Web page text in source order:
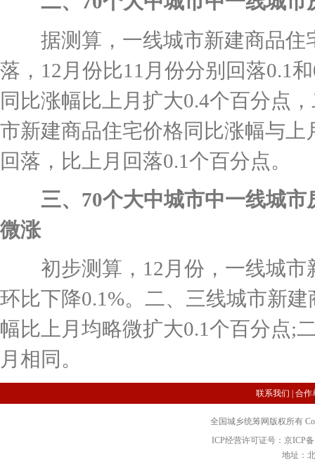
据测算，一线城市新建商品住
落，12月份比11月份分别回落0.1
同比涨幅比上月扩大0.4个百分点
市新建商品住宅价格同比涨幅与
回落，比上月回落0.1个百分点。
三、70个大中城市中一线城市
微涨
初步测算，12月份，一线城市
环比下降0.1%。二、三线城市新
幅比上月均略微扩大0.1个百分点;
月相同。
联系我们 合作
全国城乡统筹网版权所有
ICP经营许可证号：京ICP备
地址：